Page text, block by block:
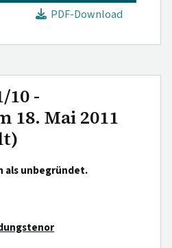
PDF-Download
10 -
18. Mai 2011
als unbegründet.